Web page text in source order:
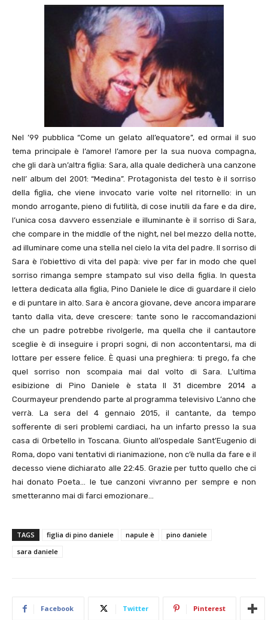
Nel ’99 pubblica “Come un gelato all’equatore”, ed ormai il suo
tema principale è l’amore! l’amore per la sua nuova compagna,
che gli darà un’altra figlia: Sara, alla quale dedicherà una canzone
nell’ album del 2001: “Medina”. Protagonista del testo è il sorriso
della figlia, che viene invocato varie volte nel ritornello: in un
mondo arrogante, pieno di futilità, di cose inutili da fare e da dire,
l’unica cosa davvero essenziale e illuminante è il sorriso di Sara,
che compare in the middle of the night, nel bel mezzo della notte,
ad illuminare come una stella nel cielo la vita del padre. Il sorriso di
Sara è l’obiettivo di vita del papà: vive per far in modo che quel
sorriso rimanga sempre stampato sul viso della figlia. In questa
lettera dedicata alla figlia, Pino Daniele le dice di guardare il cielo
e di puntare in alto. Sara è ancora giovane, deve ancora imparare
tanto dalla vita, deve crescere: tante sono le raccomandazioni
che un padre potrebbe rivolgerle, ma quella che il cantautore
sceglie è di inseguire i propri sogni, di non accontentarsi, ma di
lottare per essere felice. È quasi una preghiera: ti prego, fa che
quel sorriso non scompaia mai dal volto di Sara. L’ultima
esibizione di Pino Daniele è stata Il 31 dicembre 2014 a
Courmayeur prendendo parte al programma televisivo L’anno che
verrà. La sera del 4 gennaio 2015, il cantante, da tempo
sofferente di seri problemi cardiaci, ha un infarto presso la sua
casa di Orbetello in Toscana. Giunto all’ospedale Sant’Eugenio di
Roma, dopo vani tentativi di rianimazione, non c’è nulla da fare e il
decesso viene dichiarato alle 22:45. Grazie per tutto quello che ci
hai donato Poeta… le tue canzoni vivranno per sempre e non
smetteranno mai di farci emozionare…
TAGS figlia di pino daniele napule è
pino daniele
sara daniele
Facebook Twitter Pinterest